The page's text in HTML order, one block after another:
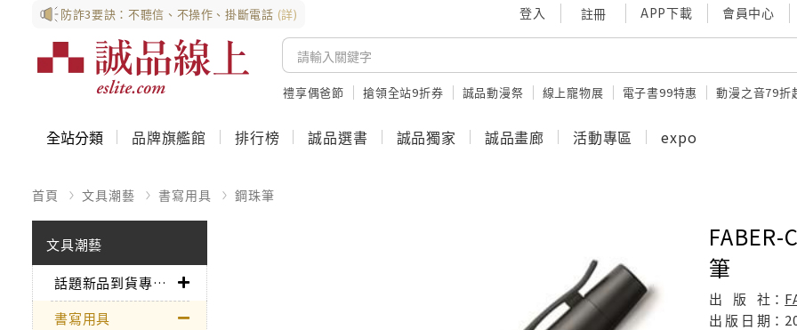
防詐3要訣：不聽信、不操作、掛斷電話 (詳) 登入 註冊 APP下載 會員中心
禮享偶爸節 搶領全站9折券 誠品動漫祭 線上寵物展 電子書99特惠 動漫之音79折
全站分類 品牌旗艦館 排行榜 誠品選書 誠品獨家 誠品畫廊 活動專區 expo
首頁 文具潮藝 書寫用具 鋼珠筆
文具潮藝
話題新品到貨專區➤
書寫用具
筆
出 版 社：
出 版 日 期：